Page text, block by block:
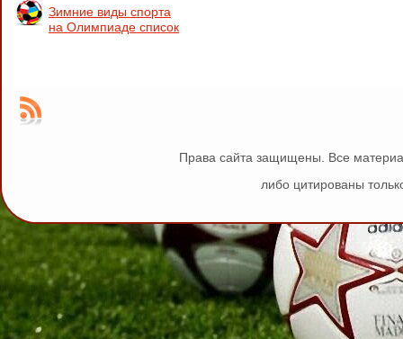
Зимние виды спорта
на Олимпиаде список
Права сайта защищены. Все
либо цитированы